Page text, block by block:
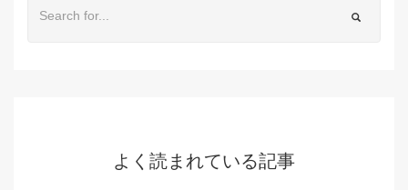
よく読まれている記事